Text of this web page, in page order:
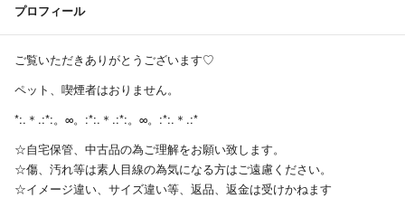
プロフィール
ご覧いただきありがとうございます♡
ペット、喫煙者はおりません。
*:.＊.:*:。∞。:*:.＊.:*:。∞。:*:.＊.:*
☆自宅保管、中古品の為ご理解をお願い致します。
☆傷、汚れ等は素人目線の為気になる方はご遠慮ください。
☆イメージ違い、サイズ違い等、返品、返金は受けかねます